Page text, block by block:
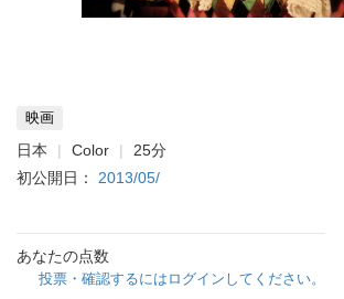
映画
日本 Color
25分
初公開日： 2013/05/
あなたの点数
投票・確認するにはログインしてください。